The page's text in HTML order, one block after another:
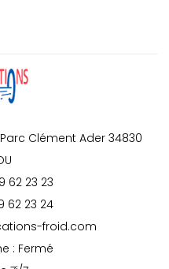
Clément Ader 34830
62 23 23
62 23 24
froid.com
: Fermé